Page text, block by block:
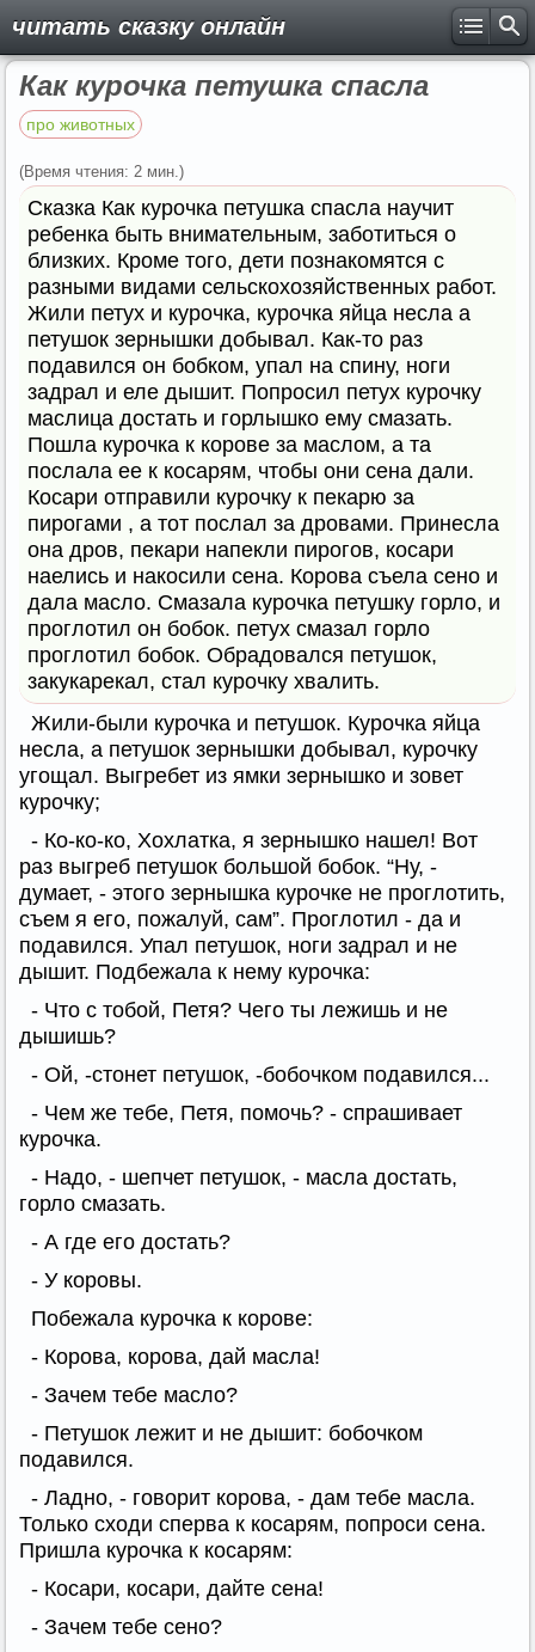
читать сказку онлайн
Как курочка петушка спасла
про животных
(Время чтения: 2 мин.)
Сказка Как курочка петушка спасла научит
ребенка быть внимательным, заботиться о
близких. Кроме того, дети познакомятся с
разными видами сельскохозяйственных работ.
Жили петух и курочка, курочка яйца несла а
петушок зернышки добывал. Как-то раз
подавился он бобком, упал на спину, ноги
задрал и еле дышит. Попросил петух курочку
маслица достать и горлышко ему смазать.
Пошла курочка к корове за маслом, а та
послала ее к косарям, чтобы они сена дали.
Косари отправили курочку к пекарю за
пирогами , а тот послал за дровами. Принесла
она дров, пекари напекли пирогов, косари
наелись и накосили сена. Корова съела сено и
дала масло. Смазала курочка петушку горло, и
проглотил он бобок. петух смазал горло
проглотил бобок. Обрадовался петушок,
закукарекал, стал курочку хвалить.
Жили-были курочка и петушок. Курочка яйца
несла, а петушок зернышки добывал, курочку
угощал. Выгребет из ямки зернышко и зовет
курочку;
- Ко-ко-ко, Хохлатка, я зернышко нашел! Вот
раз выгреб петушок большой бобок. “Ну, -
думает, - этого зернышка курочке не проглотить,
съем я его, пожалуй, сам”. Проглотил - да и
подавился. Упал петушок, ноги задрал и не
дышит. Подбежала к нему курочка:
- Что с тобой, Петя? Чего ты лежишь и не
дышишь?
- Ой, -стонет петушок, -бобочком подавился...
- Чем же тебе, Петя, помочь? - спрашивает
курочка.
- Надо, - шепчет петушок, - масла достать,
горло смазать.
- А где его достать?
- У коровы.
Побежала курочка к корове:
- Корова, корова, дай масла!
- Зачем тебе масло?
- Петушок лежит и не дышит: бобочком
подавился.
- Ладно, - говорит корова, - дам тебе масла.
Только сходи сперва к косарям, попроси сена.
Пришла курочка к косарям:
- Косари, косари, дайте сена!
- Зачем тебе сено?